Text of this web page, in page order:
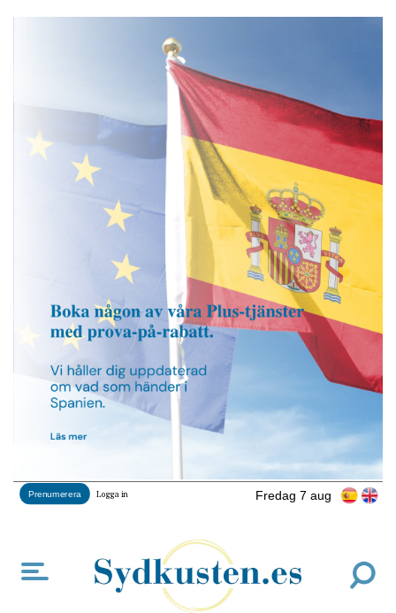
Fredag 7 aug
Prenumerera Logga in